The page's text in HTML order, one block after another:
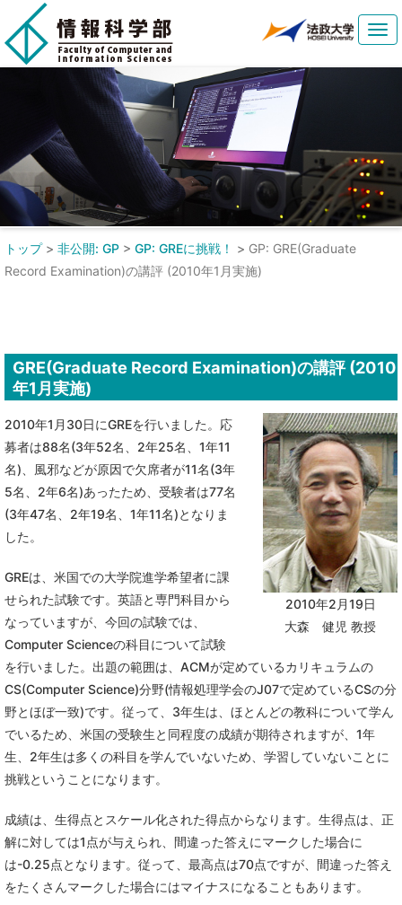
トップ> 非公開: GP > GP: GREに挑戦！ > GP: GRE(Graduate
Record Examination)の講評 (2010年1月実施)
GRE(Graduate Record Examination)の講評 (2010
年1月実施)
2010年2月19日
大森 健児 教授
2010年1月30日にGREを行いました。応
募者は88名(3年52名、2年25名、1年11
名)、風邪などが原因で欠席者が11名(3年
5名、2年6名)あったため、受験者は77名
(3年47名、2年19名、1年11名)となりま
した。
GREは、米国での大学院進学希望者に課
せられた試験です。英語と専門科目から
なっていますが、今回の試験では、
Computer Scienceの科目について試験
を行いました。出題の範囲は、ACMが定めているカリキュラムの
CS(Computer Science)分野(情報処理学会のJ07で定めているCSの分
野とほぼ一致)です。従って、3年生は、ほとんどの教科について学ん
でいるため、米国の受験生と同程度の成績が期待されますが、1年
生、2年生は多くの科目を学んでいないため、学習していないことに
挑戦ということになります。
成績は、生得点とスケール化された得点からなります。生得点は、正
解に対しては1点が与えられ、間違った答えにマークした場合に
は-0.25点となります。従って、最高点は70点ですが、間違った答え
をたくさんマークした場合にはマイナスになることもあります。